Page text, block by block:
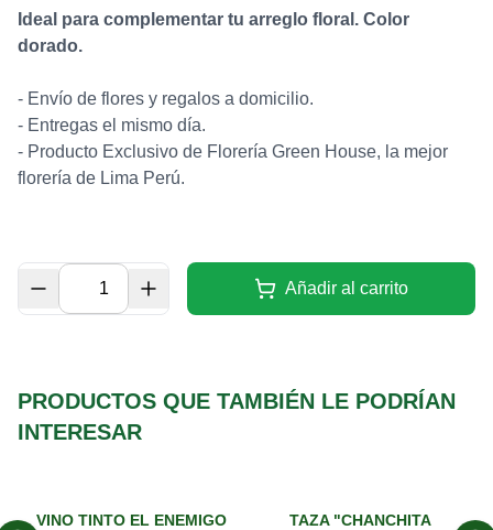
Ideal para complementar tu arreglo floral. Color
dorado.
- Envío de flores y regalos a domicilio.
- Entregas el mismo día.
- Producto Exclusivo de Florería Green House, la mejor
florería de Lima Perú.
Añadir al carrito
PRODUCTOS QUE TAMBIÉN LE PODRÍAN
INTERESAR
VINO TINTO EL ENEMIGO
TAZA "CHANCHITA